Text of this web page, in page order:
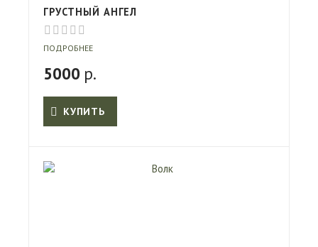
ГРУСТНЫЙ АНГЕЛ
ПОДРОБНЕЕ
5000 р.
КУПИТЬ